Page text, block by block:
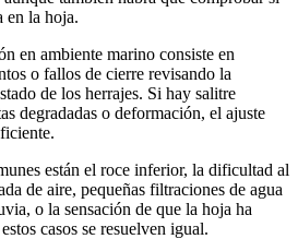
en la hoja.
en ambiente marino consiste en
o fallos de cierre revisando la
de los herrajes. Si hay salitre
degradadas o deformación, el ajuste
están el roce inferior, la dificultad al
de aire, pequeñas filtraciones de agua
o la sensación de que la hoja ha
casos se resuelven igual.